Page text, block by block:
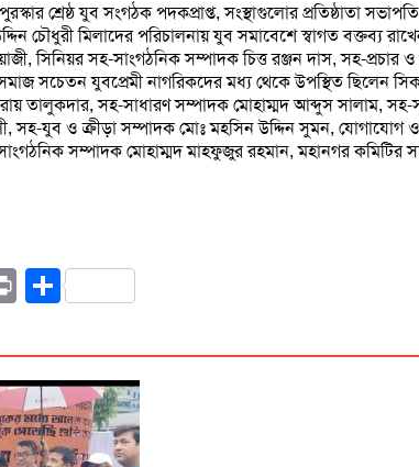
শ্রেষ্ঠ যুব সংগঠক পদকপ্রাপ্ত, সংস্থাগুলোর প্রতিষ্ঠাতা
চৌধুরী মিলাদের পরিচালনায় যুব সমাবেশে স্বাগত বক্তব্য
সিনিয়র সহ-সাংগঠনিক সম্পাদক চিত্ত রঞ্জন দাস, সহ-
সচেতন যুবপ্রেমী নাগরিকদের মধ্য থেকে উপস্থিত ছিলেন
তালুকদার, সহ-সাধারণ সম্পাদক মোহাম্মদ আব্দুস সালাম,
সহ-যুব ও ক্রীড়া সম্পাদক মোঃ মহসিন উদ্দিন সুমন,
সম্পাদক মোহাম্মদ মাহফুজুর রহমান, মহানগর
PrintShare